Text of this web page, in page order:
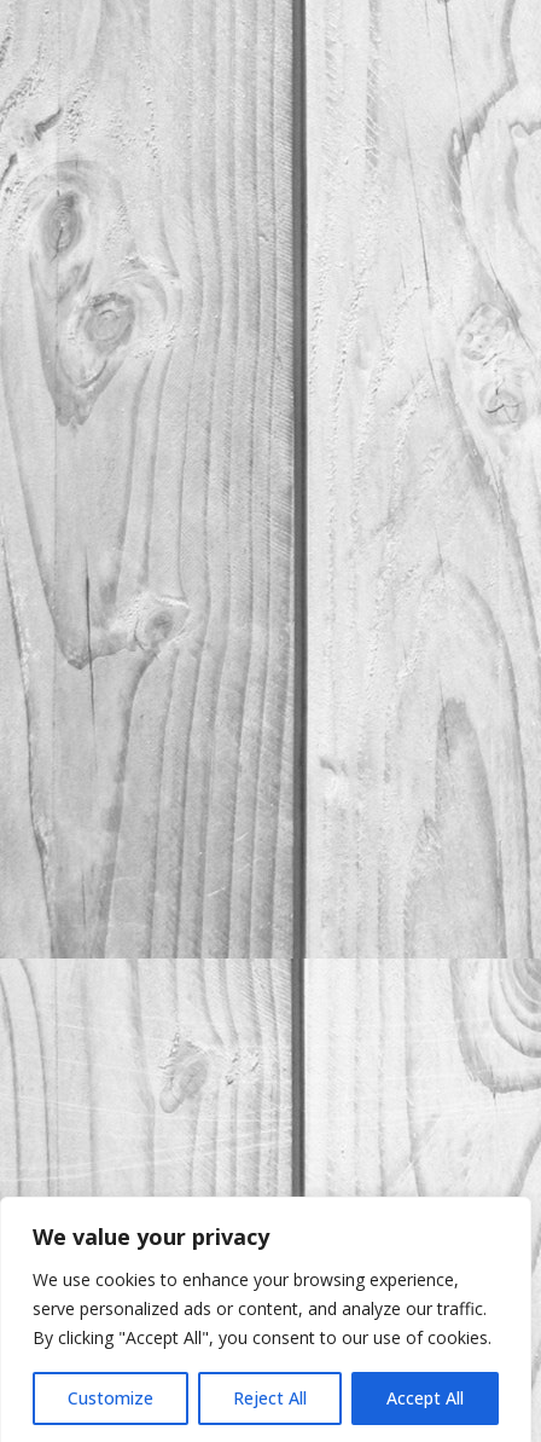
We value your privacy
We use cookies to enhance your browsing experience,
serve personalized ads or content, and analyze our traffic.
By clicking "Accept All", you consent to our use of cookies.
Customize Reject All Accept All